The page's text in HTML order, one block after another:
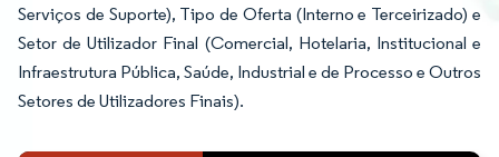
Serviços de Suporte), Tipo de Oferta (Interno e Terceirizado) e
Setor de Utilizador Final (Comercial, Hotelaria, Institucional e
Infraestrutura Pública, Saúde, Industrial e de Processo e Outros
Setores de Utilizadores Finais).